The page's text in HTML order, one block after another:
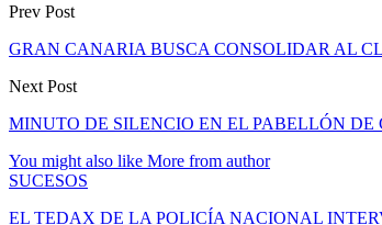
Prev Post
GRAN CANARIA BUSCA CONSOLIDAR AL
Next Post
MINUTO DE SILENCIO EN EL PABELLÓN
You might also like More from author
SUCESOS
EL TEDAX DE LA POLICÍA NACIONAL